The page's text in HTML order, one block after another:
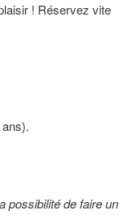
! Réservez vite
possibilité de faire un